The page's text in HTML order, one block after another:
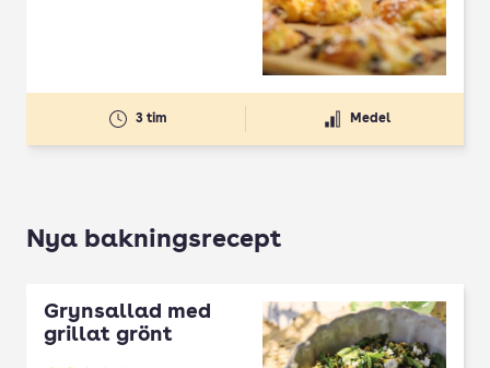
3 tim Medel
Nya bakningsrecept
Grynsallad med
grillat grönt